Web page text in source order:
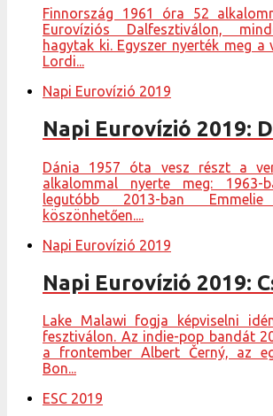
Finnország 1961 óra 52
Eurovíziós Dalfesztiválon,
hagytak ki. Egyszer nyerték meg a
Lordi...
Napi Eurovízió 2019
Napi Eurovízió 2019:
Dánia 1957 óta vesz részt a
alkalommal nyerte meg: 1963-
legutóbb 2013-ban
köszönhetően....
Napi Eurovízió 2019
Napi Eurovízió 2019:
Lake Malawi fogja képviselni
fesztiválon. Az indie-pop bandát
a frontember Albert Černý, az
Bon...
ESC 2019